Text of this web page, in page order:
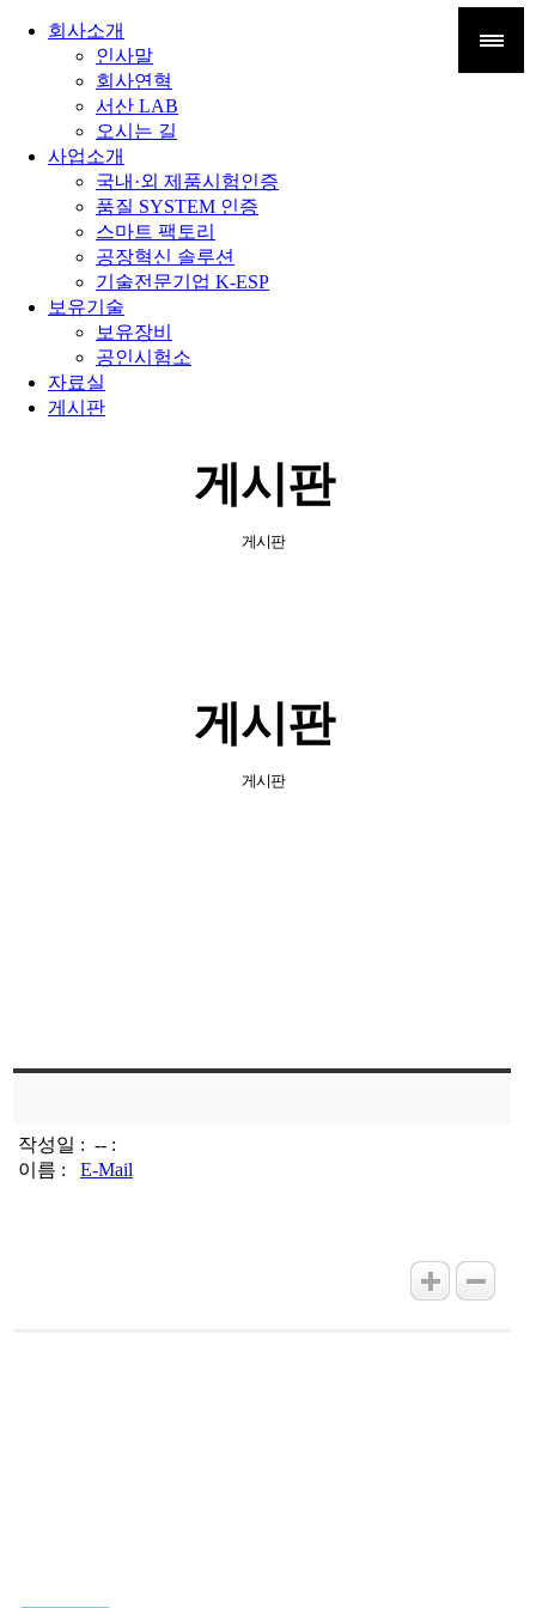
회사소개
인사말
회사연혁
서산 LAB
오시는 길
사업소개
국내·외 제품시험인증
품질 SYSTEM 인증
스마트 팩토리
공장혁신 솔루션
기술전문기업 K-ESP
보유기술
보유장비
공인시험소
자료실
게시판
게시판
게시판
게시판
게시판
작성일 : -- :
이름 :
E-Mail